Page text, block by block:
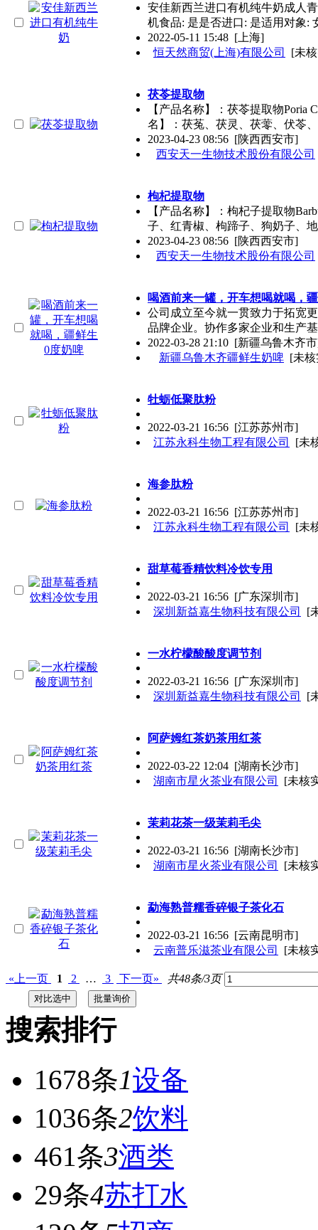
安佳新西兰进口有机纯牛奶成人
机食品: 是是否进口: 是适用对象:
2022-05-11 15:48 [上海]
恒天然商贸(上海)有限公司
[未
茯苓提取物
【产品名称】：茯苓提取物Poria
名】：茯菟、茯灵、茯蕶、伏苓
2023-04-23 08:56 [陕西西安市]
西安天一生物技术股份有限公司
枸杞提取物
【产品名称】：枸杞子提取物
子、红青椒、枸蹄子、狗奶子、
2023-04-23 08:56 [陕西西安市]
西安天一生物技术股份有限公司
喝酒前来一罐，开车想喝就喝，
公司成立至今就一贯致力于拓宽
品牌企业。协作多家企业和生产
2022-03-28 21:10 [新疆乌鲁木齐
新疆乌鲁木齐疆鲜生奶啤 [未
牡蛎低聚肽粉
2022-03-21 16:56 [江苏苏州市]
江苏永科生物工程有限公司
[未
海参肽粉
2022-03-21 16:56 [江苏苏州市]
江苏永科生物工程有限公司
[未
甜草莓香精饮料冷饮专用
2022-03-21 16:56 [广东深圳市]
深圳新益嘉生物科技有限公司
[
一水柠檬酸酸度调节剂
2022-03-21 16:56 [广东深圳市]
深圳新益嘉生物科技有限公司
[
阿萨姆红茶奶茶用红茶
2022-03-22 12:04 [湖南长沙市]
湖南市星火茶业有限公司
[未核
茉莉花茶一级茉莉毛尖
2022-03-21 16:56 [湖南长沙市]
湖南市星火茶业有限公司
[未核
勐海熟普糯香碎银子茶化石
2022-03-21 16:56 [云南昆明市]
云南普乐滋茶业有限公司
[未核
«上一页 1 2 … 3 下一页» 共48条/3页
搜索排行
1678条1设备
1036条2饮料
461条3酒类
29条4苏打水